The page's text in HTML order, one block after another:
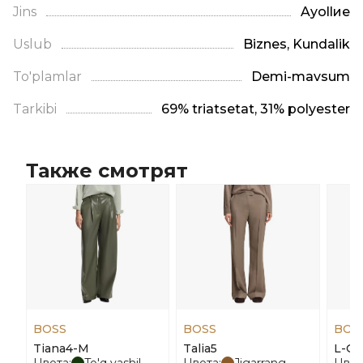
Jins Ayollие
Uslub Biznes, Kundalik
To'plamlar Demi-mavsum
Tarkibi 69% triatsetat, 31% polyester
Также смотрят
BOSS
Tiana4-M
BOSS
Talia5
L-